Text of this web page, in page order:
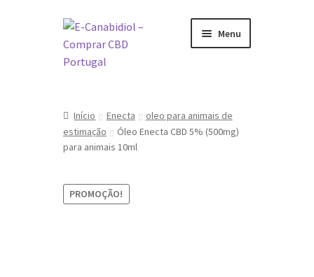
Ir
para
a
Saltar
para
o
Menu
O que é CBD
Sobre nós
Início Enecta
oleo para animais de
estimação
Óleo Enecta CBD 5% (500mg)
para animais 10ml
PROMOÇÃO!